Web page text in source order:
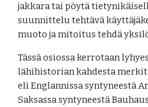
jakkara tai pöytä
suunnittelu tehtävä
muoto ja mitoitus tehdä
Tässä osiossa kerrotaan
lähihistorian kahdesta
eli Englannissa syntyneestä
Saksassa syntyneestä